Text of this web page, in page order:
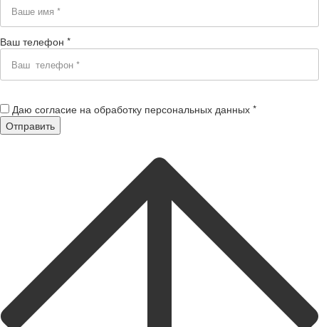
Ваш телефон *
Даю согласие на обработку персональных данных *